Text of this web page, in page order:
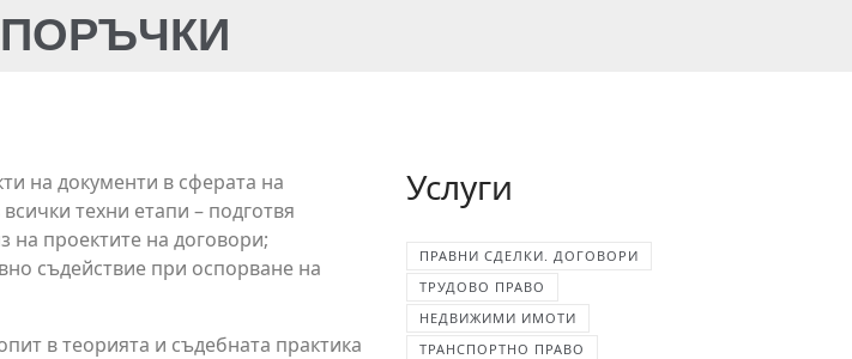
на документи в сферата на
техни етапи – подготвя
на проектите на договори;
съдействие при оспорване на
в теорията и съдебната практика
Услуги
ПРАВНИ СДЕЛКИ. ДОГОВОРИ
ТРУДОВО ПРАВО
НЕДВИЖИМИ ИМОТИ
ТРАНСПОРТНО ПРАВО